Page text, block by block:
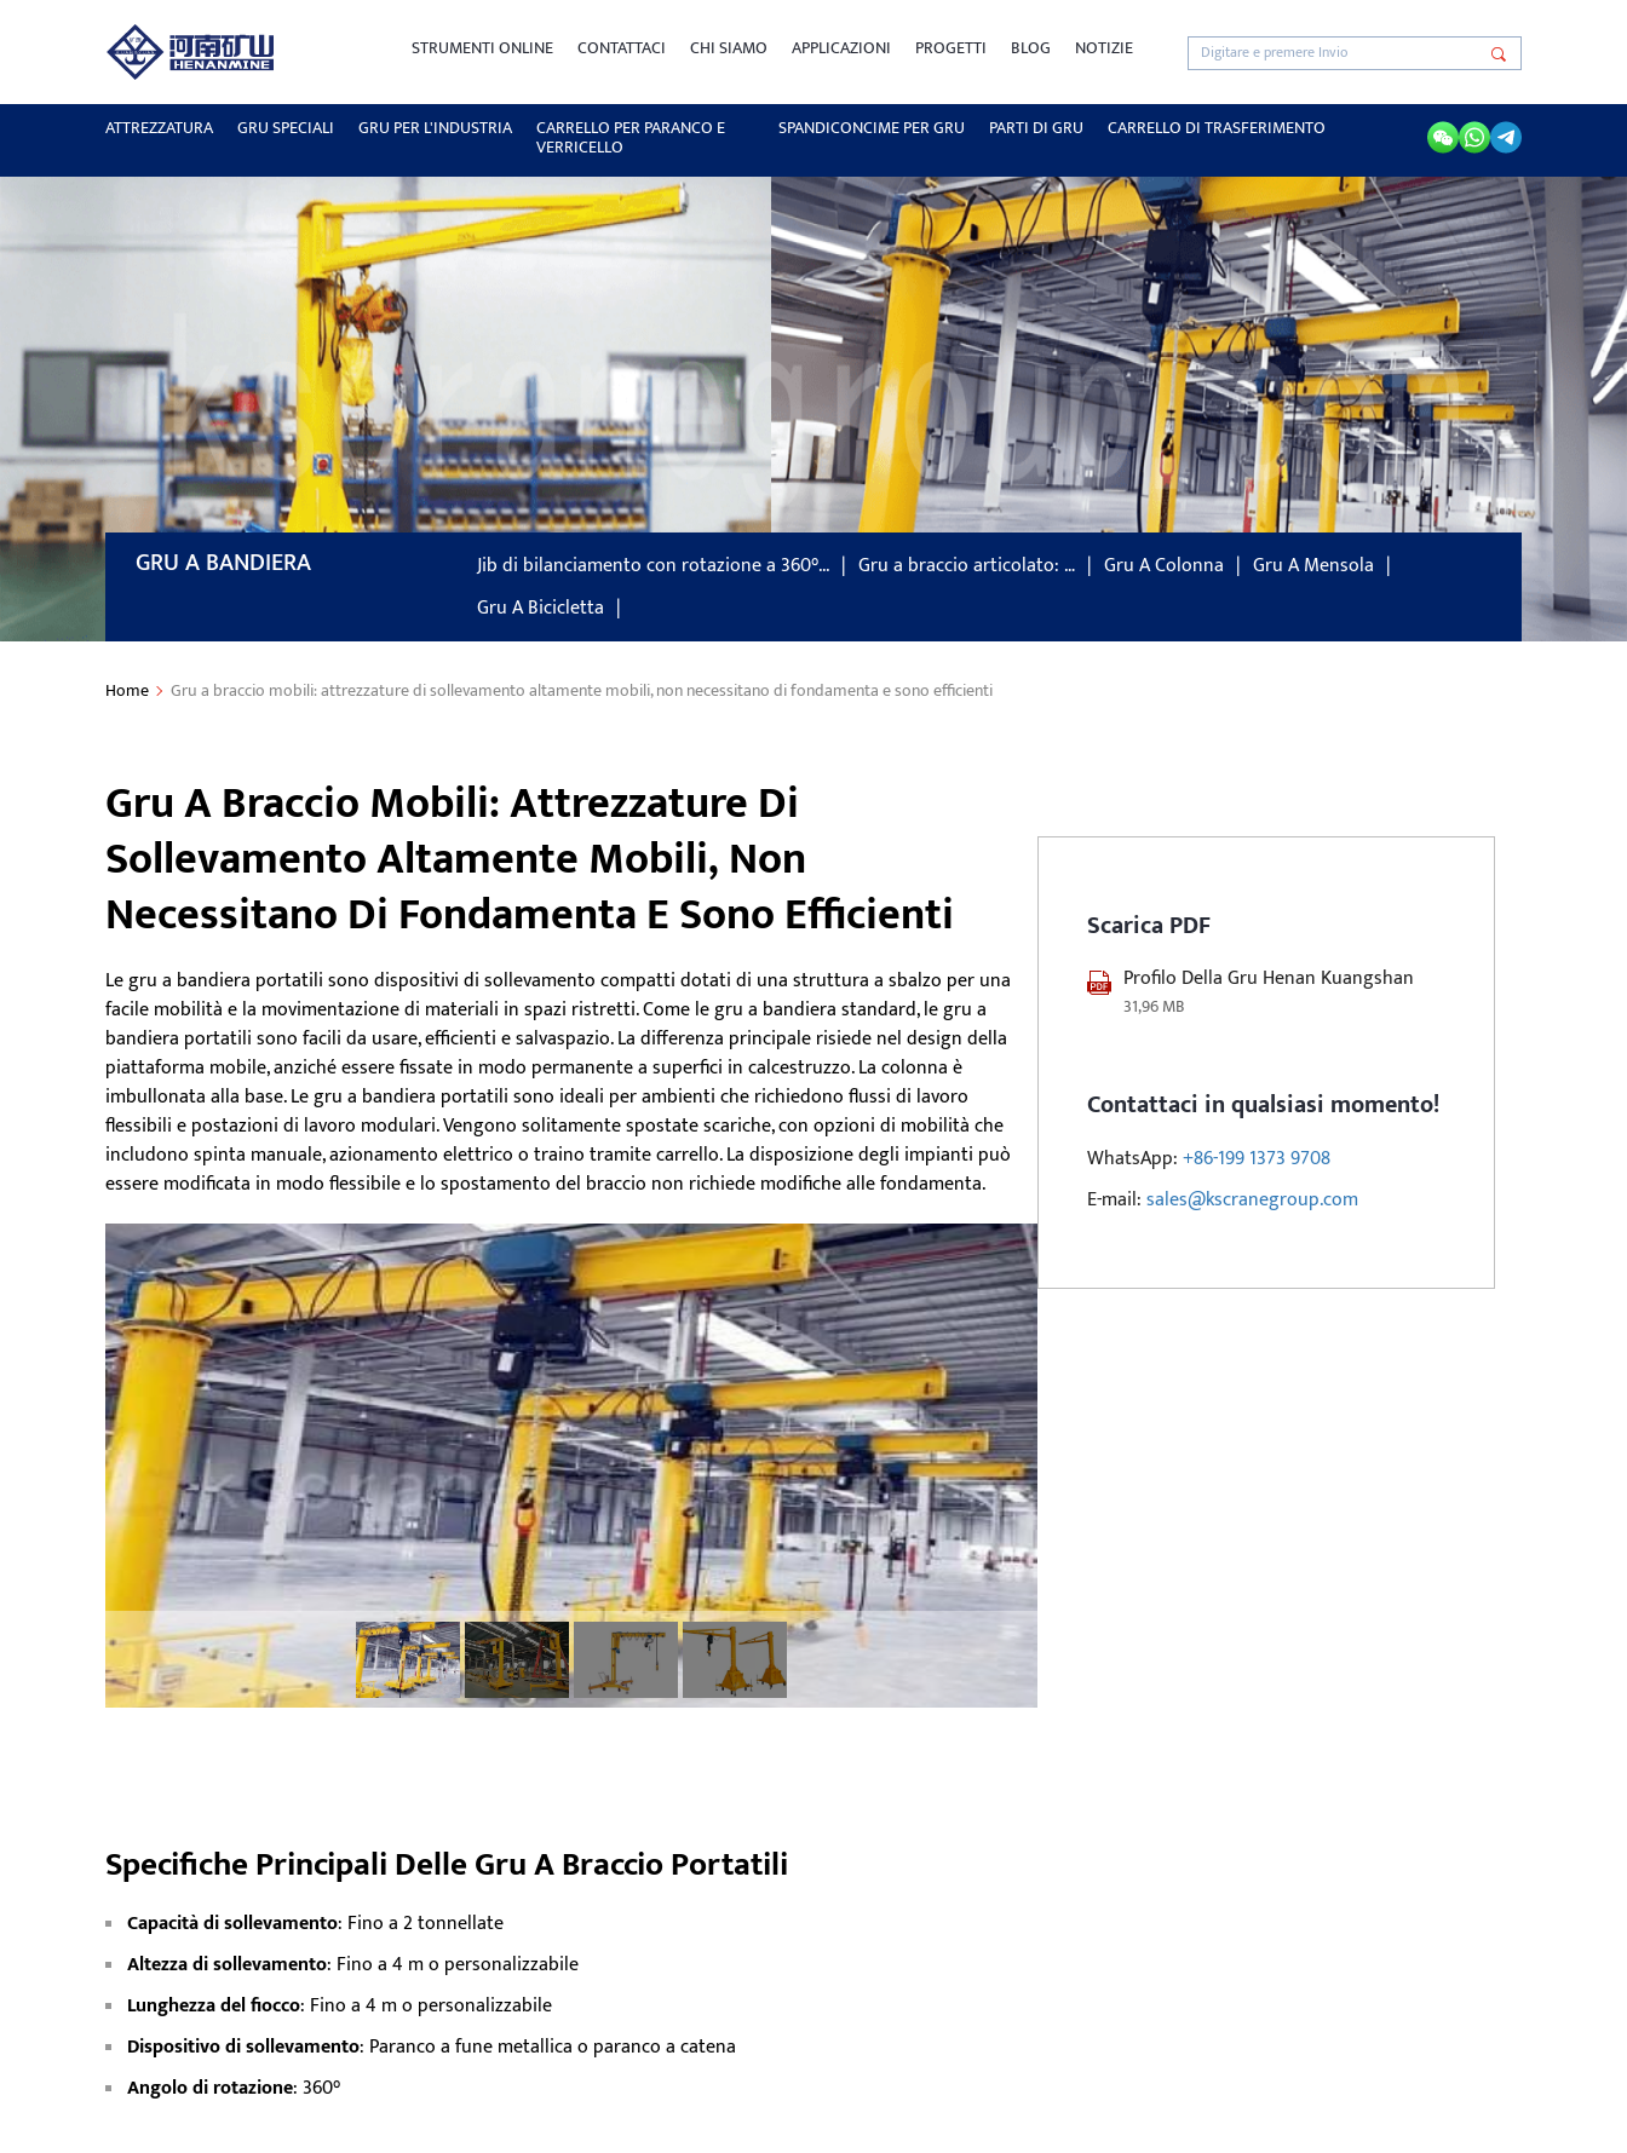
STRUMENTI ONLINE CONTATTACI CHI SIAMO APPLICAZIONI PROGETTI BLOG NOTIZIE
ATTREZZATURA GRU SPECIALI GRU PER L'INDUSTRIA CARRELLO PER PARANCO E
VERRICELLO
SPANDICONCIME PER GRU PARTI DI GRU CARRELLO DI TRASFERIMENTO
GRU A BANDIERA Jib di bilanciamento con rotazione a 360°... Gru a braccio articolato: … Gru A Colonna
Gru A Mensola
Gru A Bicicletta
Home Gru a braccio mobili: attrezzature di sollevamento altamente mobili, non necessitano di fondamenta e sono efficienti
Gru A Braccio Mobili: Attrezzature Di
Sollevamento Altamente Mobili, Non
Necessitano Di Fondamenta E Sono Efficienti
Le gru a bandiera portatili sono dispositivi di sollevamento compatti dotati di una struttura a sbalzo per una
facile mobilità e la movimentazione di materiali in spazi ristretti. Come le gru a bandiera standard, le gru a
bandiera portatili sono facili da usare, efficienti e salvaspazio. La differenza principale risiede nel design della
piattaforma mobile, anziché essere fissate in modo permanente a superfici in calcestruzzo. La colonna è
imbullonata alla base. Le gru a bandiera portatili sono ideali per ambienti che richiedono flussi di lavoro
flessibili e postazioni di lavoro modulari. Vengono solitamente spostate scariche, con opzioni di mobilità che
includono spinta manuale, azionamento elettrico o traino tramite carrello. La disposizione degli impianti può
essere modificata in modo flessibile e lo spostamento del braccio non richiede modifiche alle fondamenta.
Specifiche Principali Delle Gru A Braccio Portatili
Capacità di sollevamento: Fino a 2 tonnellate
Altezza di sollevamento: Fino a 4 m o personalizzabile
Lunghezza del fiocco: Fino a 4 m o personalizzabile
Dispositivo di sollevamento: Paranco a fune metallica o paranco a catena
Angolo di rotazione: 360°
Scarica PDF
Profilo Della Gru Henan Kuangshan
31,96 MB
Contattaci in qualsiasi momento!
WhatsApp:+86-199 1373 9708
E-mail:sales@kscranegroup.com